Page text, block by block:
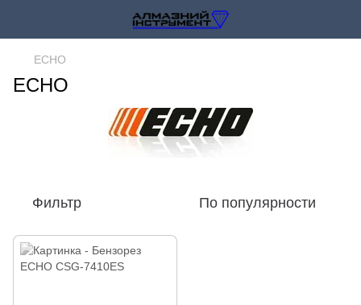
ECHO
ECHO
Фильтр По популярности